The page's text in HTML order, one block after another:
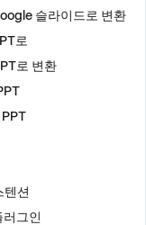
슬라이드로 변환
로
로 변환
텐션
러그인